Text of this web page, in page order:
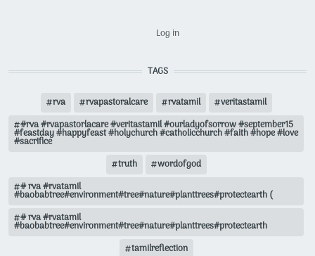
Log in
TAGS
rva rvapastoralcare rvatamil
veritastamil
#rva #rvapastorlacare #veritastamil #ourladyofsorrow #september15
#feastday #happyfeast #holychurch #catholicchurch #faith #hope #love
#sacrifice
truth
wordofgod
# rva #rvatamil
#baobabtree#environment#tree#nature#planttrees#protectearth (
# rva #rvatamil
#baobabtree#environment#tree#nature#planttrees#protectearth
tamilreflection